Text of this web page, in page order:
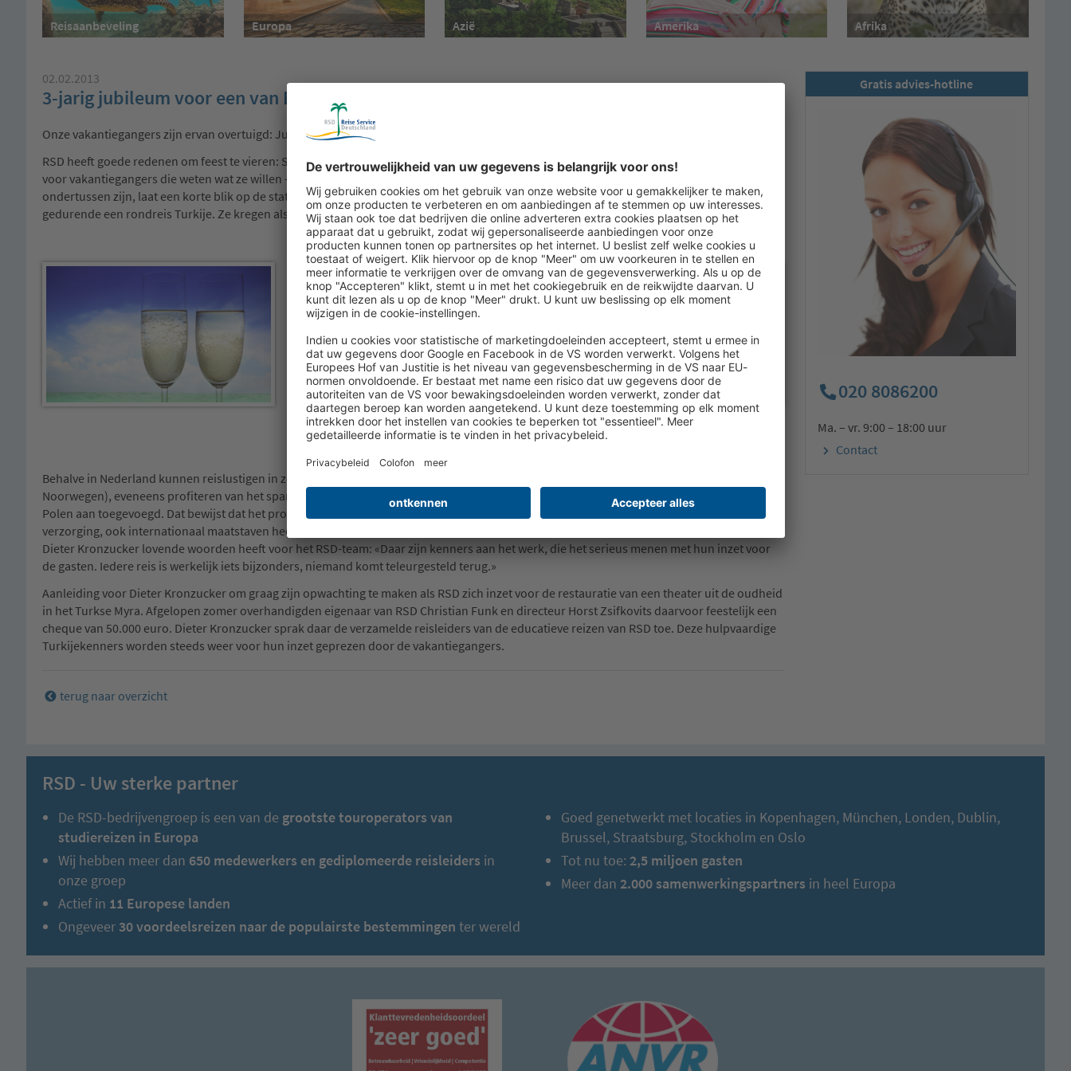
Reisaanbeveling Europa Azië Amerika Afrika
02.02.2013
3-jarig jubileum voor een van Europa’s grootste educatieve-reis-organisatoren
Onze vakantiegangers zijn ervan overtuigd: Jubileum van een successtory.
RSD heeft goede redenen om feest te vieren: Sinds ruim 3 jaar presenteert het geëngageerde team van reisspecialisten bijzondere reizen
voor vakantiegangers die weten wat ze willen – en dat voor de beste prijzen. Hoe geliefd de zorgzaam geselecteerde educatieve reizen
ondertussen zijn, laat een korte blik op de statistiek zien. Pas onlangs konden de 500.000e RSD-vakantiegangers verwelkomd worden
gedurende een rondreis Turkije. Ze kregen als bedankje een luxueuze reis voor twee personen naar de Verenigde Arabische Emiraten.
Behalve in Nederland kunnen reislustigen in zeven Europese landen (Zwitserland, Oostenrijk, Frankrijk, België, Luxemburg, Duitsland,
Noorwegen), eveneens profiteren van het spannende RSD-vakantieaanbod. In het voorjaar worden daar nog Zweden, Denemarken en
Polen aan toegevoegd. Dat bewijst dat het professionele concept van RSD-Reisen, met zijn soepele organisatie en veelomvattende
verzorging, ook internationaal maatstaven heeft gezet. Geen wonder dat zelfs de Duitse TV-wereldreporter en doorgewinterde reiziger
Dieter Kronzucker lovende woorden heeft voor het RSD-team: «Daar zijn kenners aan het werk, die het serieus menen met hun inzet voor
de gasten. Iedere reis is werkelijk iets bijzonders, niemand komt teleurgesteld terug.»
Aanleiding voor Dieter Kronzucker om graag zijn opwachting te maken als RSD zich inzet voor de restauratie van een theater uit de oudheid
in het Turkse Myra. Afgelopen zomer overhandigden eigenaar van RSD Christian Funk en directeur Horst Zsifkovits daarvoor feestelijk een
cheque van 50.000 euro. Dieter Kronzucker sprak daar de verzamelde reisleiders van de educatieve reizen van RSD toe. Deze hulpvaardige
Turkijekenners worden steeds weer voor hun inzet geprezen door de vakantiegangers.
terug naar overzicht
Gratis advies-hotline
020 8086200
Ma. – vr. 9:00 – 18:00 uur
Contact
RSD - Uw sterke partner
De RSD-bedrijvengroep is een van de grootste touroperators van
studiereizen in Europa
Wij hebben meer dan 650 medewerkers en gediplomeerde reisleiders in
onze groep
Actief in 11 Europese landen
Ongeveer 30 voordeelsreizen naar de populairste bestemmingen ter wereld
Goed genetwerkt met locaties in Kopenhagen, München, Londen, Dublin,
Brussel, Straatsburg, Stockholm en Oslo
Tot nu toe:2,5 miljoen gasten
Meer dan2.000 samenwerkingspartners in heel Europa